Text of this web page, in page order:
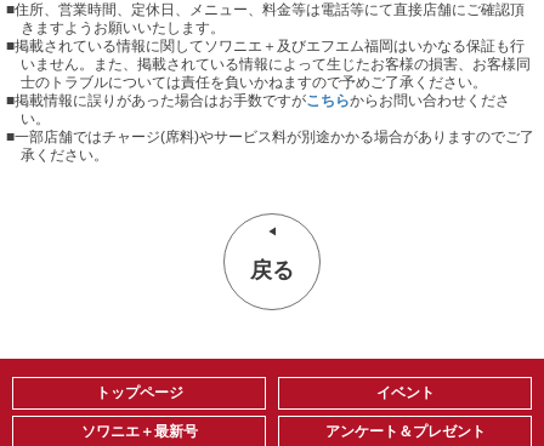
■住所、営業時間、定休日、メニュー、料金等は電話等にて直接店舗にご確認頂
きますようお願いいたします。
■掲載されている情報に関してソワニエ＋及びエフエム福岡はいかなる保証も行
いません。また、掲載されている情報によって生じたお客様の損害、お客様同
士のトラブルについては責任を負いかねますので予めご了承ください。
■掲載情報に誤りがあった場合はお手数ですがこちらからお問い合わせくださ
い。
■一部店舗ではチャージ(席料)やサービス料が別途かかる場合がありますのでご了
承ください。
戻る
トップページ
ソワニエ＋最新号
イベント
アンケート＆プレゼント